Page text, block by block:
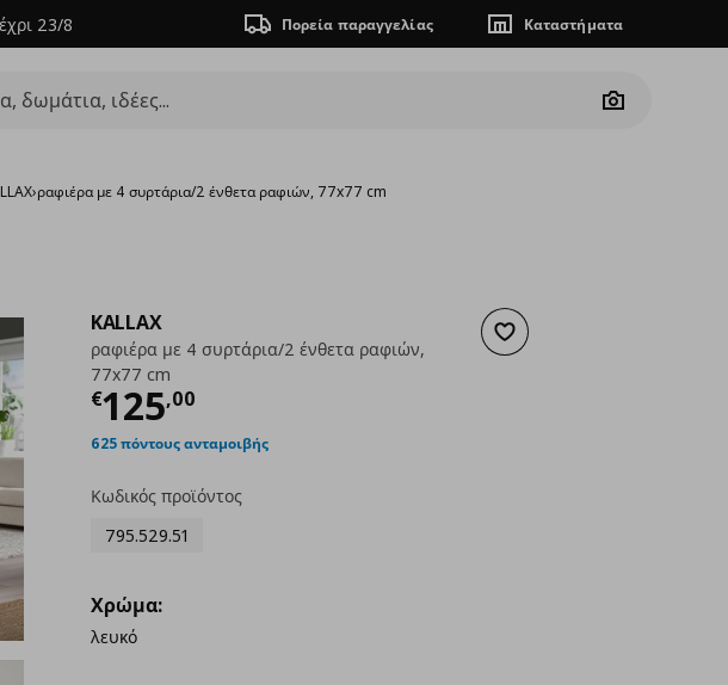
23/8 Πορεία παραγγελίας Καταστήματα
Camera
›ραφιέρα με 4 συρτάρια/2 ένθετα ραφιών, 77x77 cm
Προσθήκη στα αγαπημένα
KALLAX
ραφιέρα με 4 συρτάρια/2 ένθετα ραφιών,
77x77 cm
€125,00
Τρέχουσα τιμή
625 πόντους ανταμοιβής
Κωδικός προϊόντος
795.529.51
Χρώμα:
λευκό